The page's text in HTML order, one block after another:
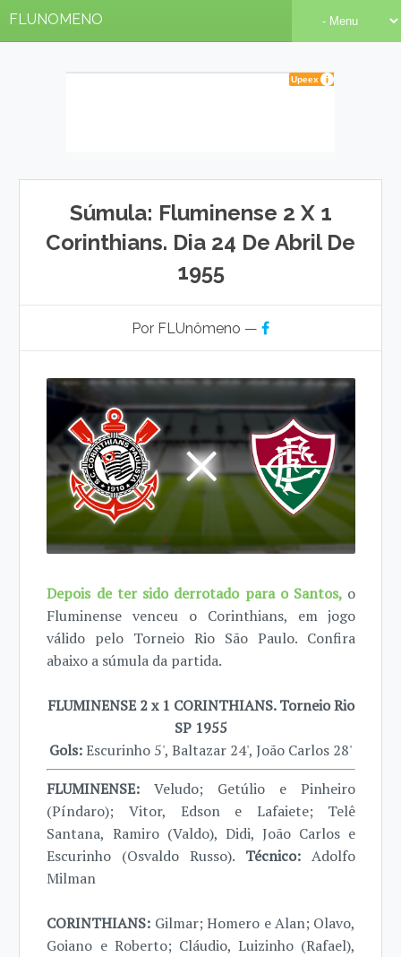
FLUNOMENO
Súmula: Fluminense 2 X 1
Corinthians. Dia 24 De Abril De
1955
Por FLUnômeno —
Depois de ter sido derrotado para o Santos, o
Fluminense venceu o Corinthians, em jogo
válido pelo Torneio Rio São Paulo. Confira
abaixo a súmula da partida.
FLUMINENSE 2 x 1 CORINTHIANS. Torneio Rio
SP 1955
Gols:Escurinho 5', Baltazar 24', João Carlos 28'
FLUMINENSE:Veludo; Getúlio e Pinheiro
(Píndaro); Vitor, Edson e Lafaiete; Telê
Santana, Ramiro (Valdo), Didi, João Carlos e
Escurinho (Osvaldo Russo). Técnico: Adolfo
Milman
CORINTHIANS: Gilmar; Homero e Alan; Olavo,
Goiano e Roberto; Cláudio, Luizinho (Rafael),